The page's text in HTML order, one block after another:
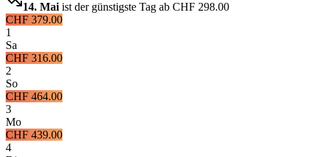
14. Mai ist der günstigste Tag ab CHF 298.00
CHF 379.00
1
Sa
CHF 316.00
2
So
CHF 464.00
3
Mo
CHF 439.00
4